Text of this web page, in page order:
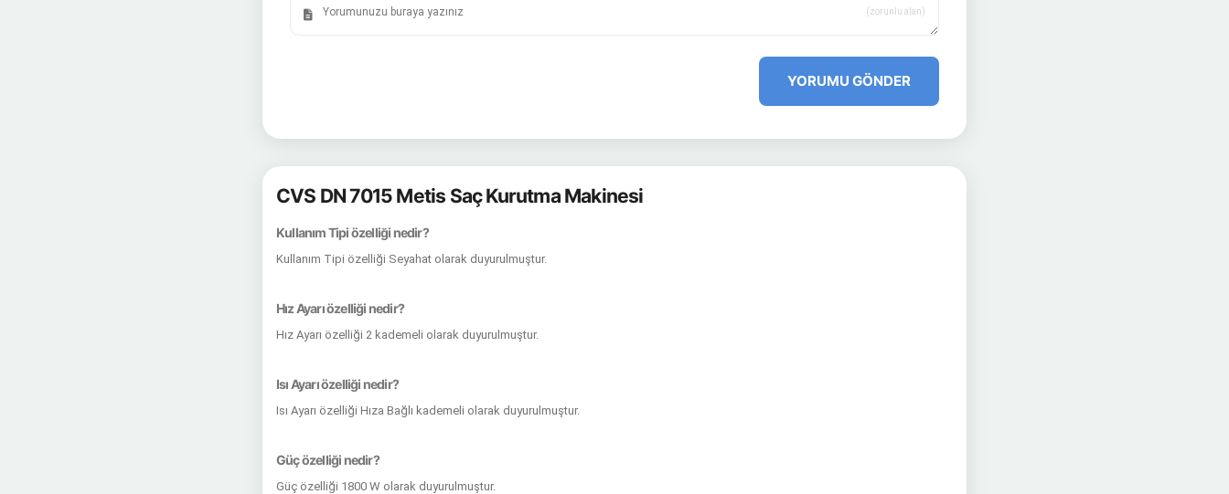
(zorunlu alan)
YORUMU GÖNDER
CVS DN 7015 Metis Saç Kurutma Makinesi
Kullanım Tipi özelliği nedir?
Kullanım Tipi özelliği Seyahat olarak duyurulmuştur.
Hız Ayarı özelliği nedir?
Hız Ayarı özelliği 2 kademeli olarak duyurulmuştur.
Isı Ayarı özelliği nedir?
Isı Ayarı özelliği Hıza Bağlı kademeli olarak duyurulmuştur.
Güç özelliği nedir?
Güç özelliği 1800 W olarak duyurulmuştur.